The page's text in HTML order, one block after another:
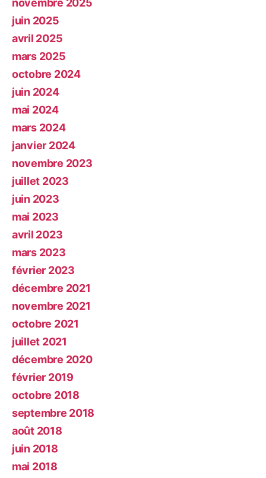
novembre 2025
juin 2025
avril 2025
mars 2025
octobre 2024
juin 2024
mai 2024
mars 2024
janvier 2024
novembre 2023
juillet 2023
juin 2023
mai 2023
avril 2023
mars 2023
février 2023
décembre 2021
novembre 2021
octobre 2021
juillet 2021
décembre 2020
février 2019
octobre 2018
septembre 2018
août 2018
juin 2018
mai 2018